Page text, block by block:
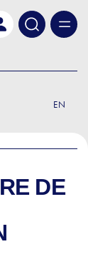
EN
DE